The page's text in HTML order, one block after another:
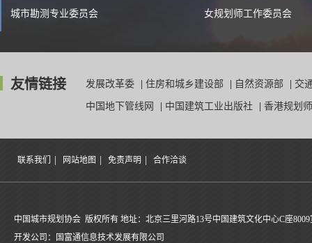
城市勘测专业委员会 女规划师工作委员会
友情链接 发展改革委 住房和城乡建设部 自然资源部 交
中国地下管线网 中国建筑工业出版社 香港规划
联系我们 网站地图 免责声明 合作洽谈
中国城市规划协会 版权所有 地址：北京三里河路13号中国建筑文化中心C座8009
开发公司：国富通信息技术发展有限公司